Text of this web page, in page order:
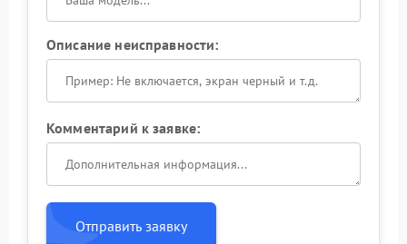
Описание неисправности:
Комментарий к заявке:
Отправить заявку